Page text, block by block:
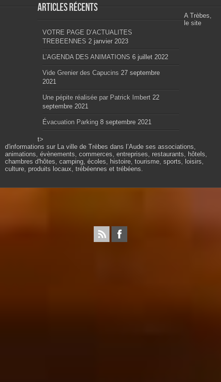
Articles récents
VOTRE PAGE D’ACTUALITES
TREBEENNES 2 janvier 2023
L’AGENDA DES ANIMATIONS 6 juillet 2022
Vide Grenier des Capucins 27 septembre
2021
Une pépite réalisée par Patrick Imbert 22
septembre 2021
Évacuation Parking 8 septembre 2021
t>
A Trèbes,
le site
d'informations sur La ville de Trèbes dans l’Aude ses associations,
animations, évènements, commerces, entreprises, restaurants, hôtels,
chambres d'hôtes, camping, écoles, histoire, tourisme, sports, loisirs,
culture, produits locaux, trébéennes et trébéens.